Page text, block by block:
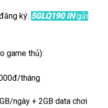
ký: 5GLQ190 INgửi
game thủ):
tháng
ngày + 2GB data chơi